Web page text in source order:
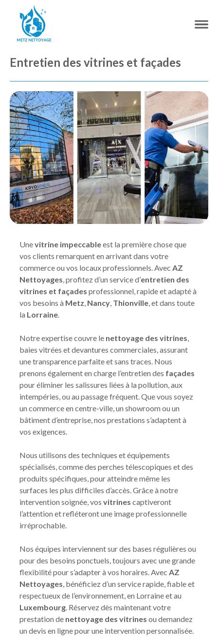
Entretien des vitrines et façades
Unevitrine impeccableest la première chose que
vos clients remarquent en arrivant dans votre
commerce ou vos locaux professionnels. Avec AZ
Nettoyages, profitez d’un service d’entretien des
vitrines et façades professionnel, rapide et adapté à
vos besoins à Metz, Nancy, Thionville, et dans toute
la Lorraine.
Notre expertise couvre le nettoyage des vitrines,
baies vitrées et devantures commerciales, assurant
une transparence parfaite et sans traces. Nous
prenons également en charge l’entretien des façades
pour éliminer les salissures liées à la pollution, aux
intempéries, ou au passage fréquent. Que vous soyez
un commerce en centre-ville, un showroom ou un
bâtiment d’entreprise, nos prestations s’adaptent à
vos exigences.
Nous utilisons des techniques et équipements
spécialisés, comme des perches télescopiques et des
produits spécifiques, pour atteindre même les
surfaces les plus difficiles d’accès. Grâce à notre
intervention soignée, vos vitrines captiveront
l’attention et refléteront une image professionnelle
irréprochable.
Nos équipes interviennent sur des bases régulières ou
pour des besoins ponctuels, toujours avec une grande
flexibilité pour s’adapter à vos horaires. Avec AZ
Nettoyages, bénéficiez d’un service rapide, fiable et
respectueux de l’environnement, en Lorraine et au
Luxembourg. Réservez dès maintenant votre
prestation de nettoyage des vitrines ou demandez
un devis en ligne pour une intervention personnalisée.